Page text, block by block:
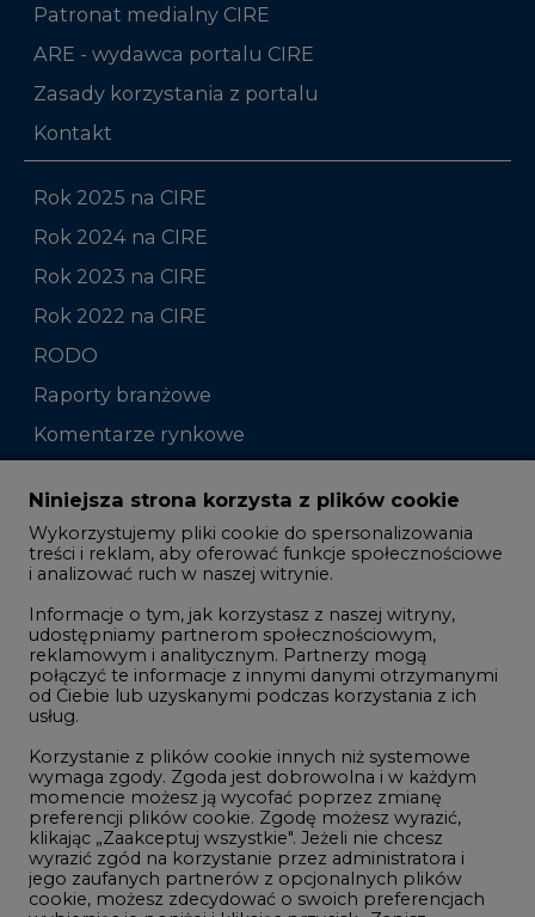
Patronat medialny CIRE
ARE - wydawca portalu CIRE
Zasady korzystania z portalu
Kontakt
Rok 2025 na CIRE
Rok 2024 na CIRE
Rok 2023 na CIRE
Rok 2022 na CIRE
RODO
Raporty branżowe
Komentarze rynkowe
Zmiany kadrowe na rynku
Studio CIRE
Rozmowy o energetyce
Gospodarka
Geopolityka
LTE450
Innowacje i AI
Telekomunikacja i IT
Handel emisjami CO2
Wodór
Niniejsza strona korzysta z plików cookie
Wykorzystujemy pliki cookie do spersonalizowania
treści i reklam, aby oferować funkcje społecznościowe
i analizować ruch w naszej witrynie.
Informacje o tym, jak korzystasz z naszej witryny,
udostępniamy partnerom społecznościowym,
reklamowym i analitycznym. Partnerzy mogą
połączyć te informacje z innymi danymi otrzymanymi
od Ciebie lub uzyskanymi podczas korzystania z ich
usług.
Korzystanie z plików cookie innych niż systemowe
wymaga zgody. Zgoda jest dobrowolna i w każdym
momencie możesz ją wycofać poprzez zmianę
preferencji plików cookie. Zgodę możesz wyrazić,
klikając „Zaakceptuj wszystkie". Jeżeli nie chcesz
wyrazić zgód na korzystanie przez administratora i
jego zaufanych partnerów z opcjonalnych plików
cookie, możesz zdecydować o swoich preferencjach